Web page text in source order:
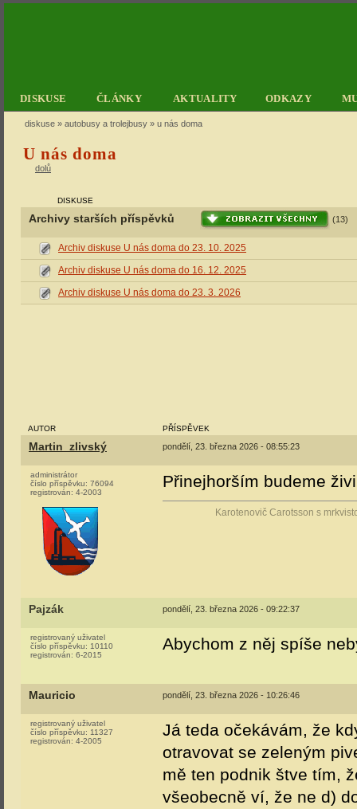
DISKUSE ČLÁNKY AKTUALITY ODKAZY
diskuse » autobusy a trolejbusy » u nás doma
U nás doma
dolů
DISKUSE
Archivy starších příspěvků (13)
Archiv diskuse U nás doma do 23. 10. 2025
Archiv diskuse U nás doma do 16. 12. 2025
Archiv diskuse U nás doma do 23. 3. 2026
AUTOR PŘÍSPĚVEK
Martin_zlivský pondělí, 23. března 2026 - 08:55:23
administrátor
číslo příspěvku: 76094
registrován: 4-2003
Přinejhorším budeme
Karotenovič Carotsson s
Pajzák pondělí, 23. března 2026 - 09:22:37
registrovaný uživatel
číslo příspěvku: 10110
registrován: 6-2015
Abychom z něj spíše
Mauricio pondělí, 23. března 2026 - 10:26:46
registrovaný uživatel
číslo příspěvku: 11327
registrován: 4-2005
Já teda očekávám, že
otravovat se zeleným
mě ten podnik štve tím,
všeobecně ví, že ne d)